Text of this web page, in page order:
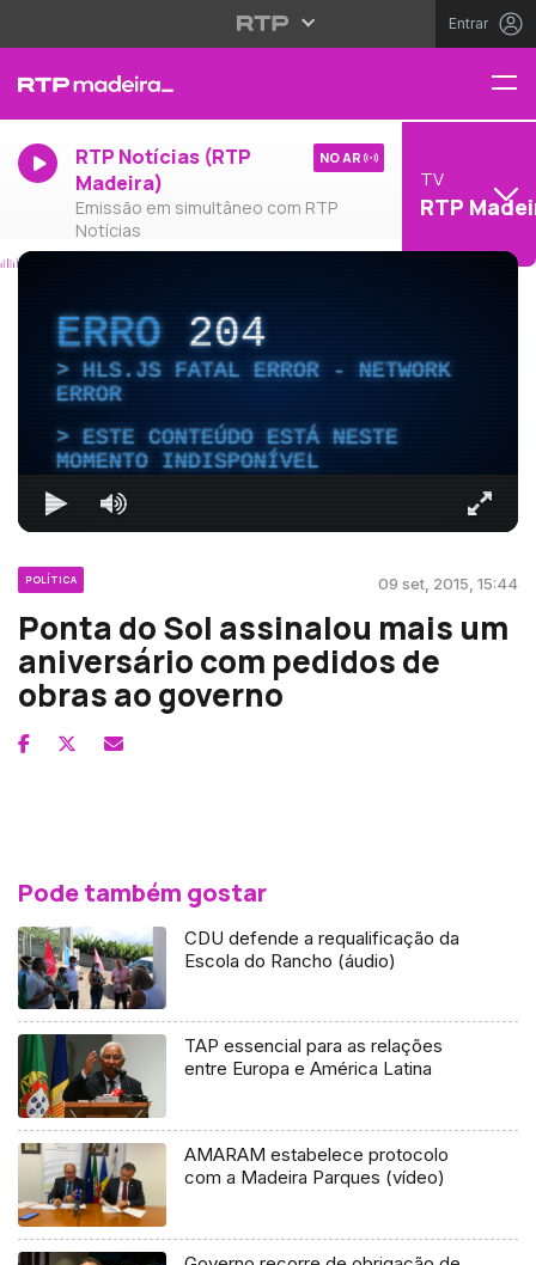
Entrar
RTP Notícias (RTP
Madeira)
Emissão em simultâneo com RTP
Notícias
NO AR
TV
RTP
ERRO204
HLS.JS FATAL ERROR - NETWORK
ERROR
ESTE CONTEÚDO ESTÁ NESTE
MOMENTO INDISPONÍVEL
POLÍTICA 09 set, 2015, 15:44
Ponta do Sol assinalou mais um
aniversário com pedidos de
obras ao governo
Pode também gostar
CDU defende a requalificação da
Escola do Rancho (áudio)
TAP essencial para as relações
entre Europa e América Latina
AMARAM estabelece protocolo
com a Madeira Parques (vídeo)